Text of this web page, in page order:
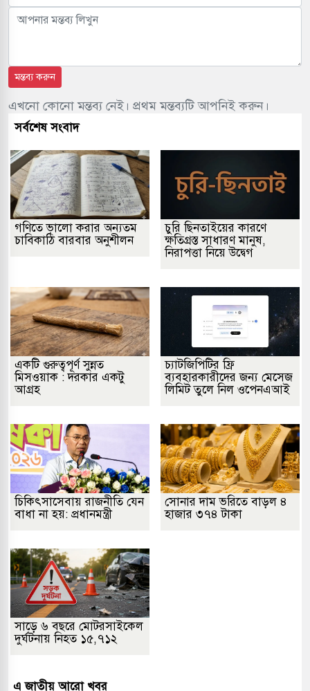
মন্তব্য করুন
এখনো কোনো মন্তব্য নেই। প্রথম মন্তব্যটি আপনিই করুন।
সর্বশেষ সংবাদ
গণিতে ভালো করার অন্যতম
চাবিকাঠি বারবার অনুশীলন
চুরি ছিনতাইয়ের কারণে
ক্ষতিগ্রস্ত সাধারণ মানুষ,
নিরাপত্তা নিয়ে উদ্বেগ
একটি গুরুত্বপূর্ণ সুন্নত
মিসওয়াক : দরকার একটু
আগ্রহ
চ্যাটজিপিটির ফ্রি
ব্যবহারকারীদের জন্য মেসেজ
লিমিট তুলে নিল ওপেনএআই
চিকিৎসাসেবায় রাজনীতি যেন
বাধা না হয়: প্রধানমন্ত্রী
সোনার দাম ভরিতে বাড়ল ৪
হাজার ৩৭৪ টাকা
সাড়ে ৬ বছরে মোটরসাইকেল
দুর্ঘটনায় নিহত ১৫,৭১২
এ জাতীয় আরো খবর